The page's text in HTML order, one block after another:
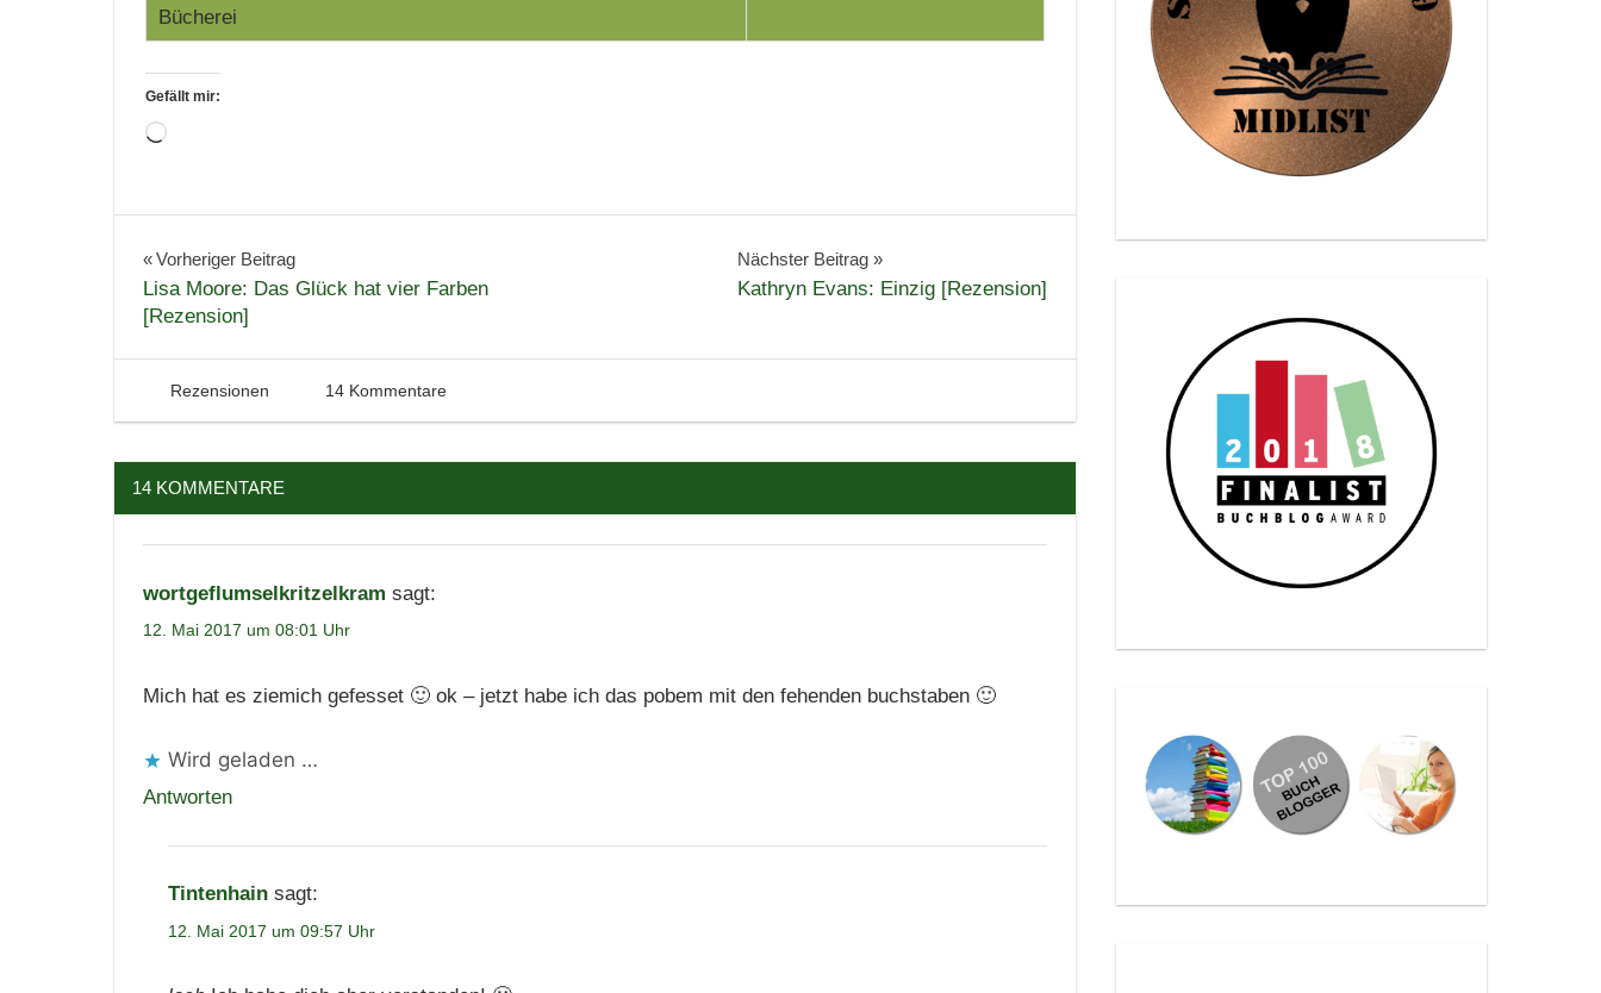
Bücherei
Gefällt mir:
Wird
Bücher
Lesen
Literatur
Psychothriller
Rezension
Spannung
Thriller
Beitragsnavigation
Vorheriger Beitrag
Lisa Moore: Das Glück hat vier Farben
[Rezension]
Nächster Beitrag
Kathryn Evans: Einzig [Rezension]
12. Mai 2017
Tintenhain
Rezensionen 14 Kommentare
14 KOMMENTARE
wortgeflumselkritzelkram sagt:
12. Mai 2017 um 08:01 Uhr
Mich hat es ziemich gefesset 🙂 ok – jetzt habe ich das pobem mit den fehenden buchstaben 🙂
Wird geladen …
Antworten
Tintenhain sagt:
12. Mai 2017 um 09:57 Uhr